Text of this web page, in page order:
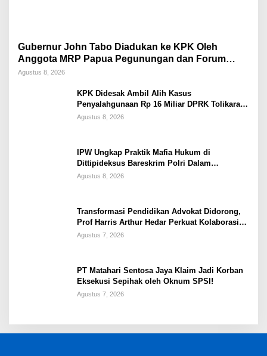
Gubernur John Tabo Diadukan ke KPK Oleh
Anggota MRP Papua Pegunungan dan Forum
Warga Papua
Agustus 8, 2026
KPK Didesak Ambil Alih Kasus
Penyalahgunaan Rp 16 Miliar DPRK Tolikara
Tahun 2017
Agustus 8, 2026
IPW Ungkap Praktik Mafia Hukum di
Dittipideksus Bareskrim Polri Dalam
Penanganan Kasus PT ARA
Agustus 8, 2026
Transformasi Pendidikan Advokat Didorong,
Prof Harris Arthur Hedar Perkuat Kolaborasi
Kampus
Agustus 7, 2026
PT Matahari Sentosa Jaya Klaim Jadi Korban
Eksekusi Sepihak oleh Oknum SPSI!
Agustus 7, 2026